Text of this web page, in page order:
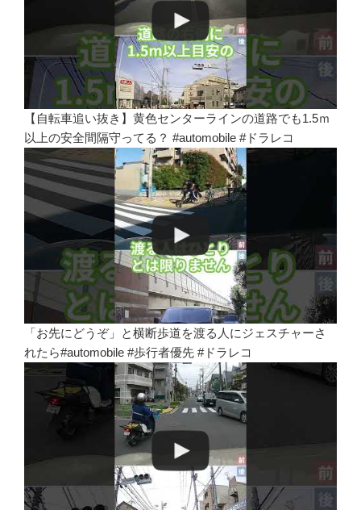
【自転車追い抜き】黄色センターラインの道路でも1.5ｍ
以上の安全間隔守ってる？ #automobile #ドラレコ
「お先にどうぞ」と横断歩道を渡る人にジェスチャーさ
れたら#automobile #歩行者優先 #ドラレコ